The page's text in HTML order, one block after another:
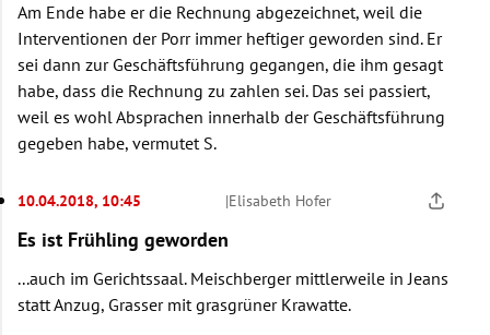
Am Ende habe er die Rechnung abgezeichnet, weil die
Interventionen der Porr immer heftiger geworden sind. Er
sei dann zur Geschäftsführung gegangen, die ihm gesagt
habe, dass die Rechnung zu zahlen sei. Das sei passiert,
weil es wohl Absprachen innerhalb der Geschäftsführung
gegeben habe, vermutet S.
10.04.2018, 10:45 |Elisabeth Hofer
Es ist Frühling geworden
...auch im Gerichtssaal. Meischberger mittlerweile in Jeans
statt Anzug, Grasser mit grasgrüner Krawatte.